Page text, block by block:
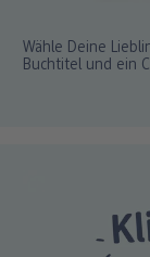
Wähle Deine
Buchtitel und ein